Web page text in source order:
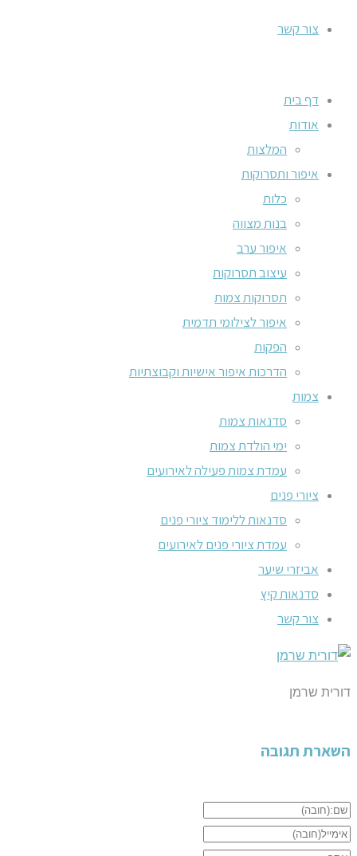
צור קשר
דף בית
אודות
המלצות
איפור ותסרוקות
כלות
בנות מצווה
איפור ערב
עיצוב תסרוקות
תסרוקות צמות
איפור לצילומי תדמית
הפקות
הדרכות איפור אישיות וקבוצתיות
צמות
סדנאות צמות
ימי הולדת צמות
עמדת צמות פעילה לאירועים
ציורי פנים
סדנאות ללימוד ציורי פנים
עמדת ציורי פנים לאירועים
אביזרי שיער
סדנאות קיץ
צור קשר
דורית שרמן
השארת תגובה